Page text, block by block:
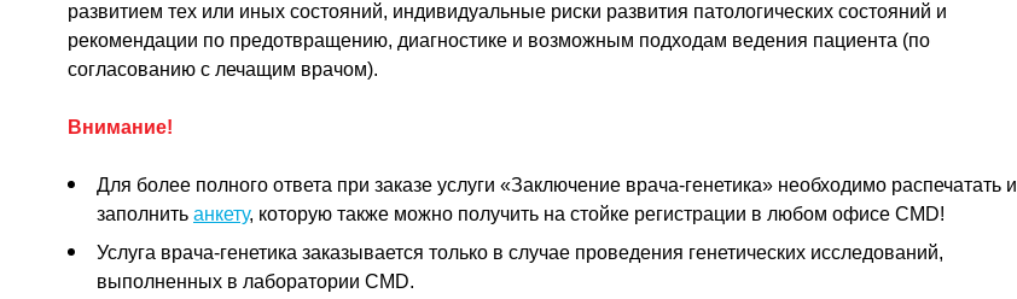
развитием тех или иных состояний, индивидуальные риски развития патологических состояний и
рекомендации по предотвращению, диагностике и возможным подходам ведения пациента (по
согласованию с лечащим врачом).
Внимание!
Для более полного ответа при заказе услуги «Заключение врача-генетика» необходимо распечатать и
заполнить анкету, которую также можно получить на стойке регистрации в любом офисе CMD!
Услуга врача-генетика заказывается только в случае проведения генетических исследований,
выполненных в лаборатории CMD.